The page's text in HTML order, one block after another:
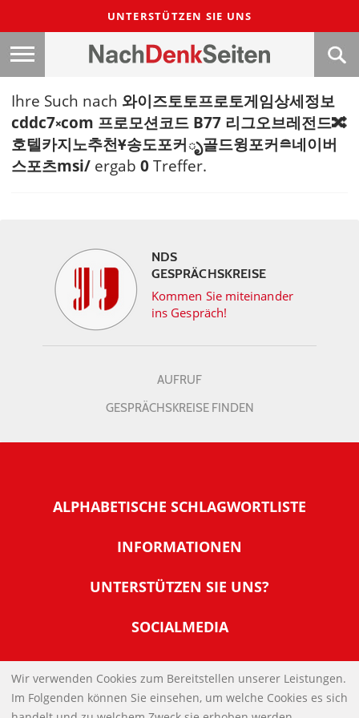
UNTERSTÜTZEN SIE UNS
Ihre Such nach 와이즈토토프로토게임상세정보
cddc7༝com 프로모션코드 B77 리그오브레전드🔀
호텔카지노추천Ұ송도포커ృ골드윙포커≘네이버
스포츠msi/ ergab 0Treffer.
NDS
GESPRÄCHSKREISE
Kommen Sie miteinander
ins Gespräch!
AUFRUF
GESPRÄCHSKREISE FINDEN
ALPHABETISCHE SCHLAGWORTLISTE
INFORMATIONEN
Warum NachDenkSeiten
Tipps zur Nutzung der NachDenkSeiten
Banner und E-Mail-Signaturen
Links
UNTERSTÜTZEN SIE UNS?
Werden Sie Fördermitglied
Spenden Sie Online
SOCIALMEDIA
IMPRESSUM
DATENSCHUTZERKLÄRUNG
Wir verwenden Cookies zum Bereitstellen unserer Leistungen.
Im Folgenden können Sie einsehen, um welche Cookies es sich